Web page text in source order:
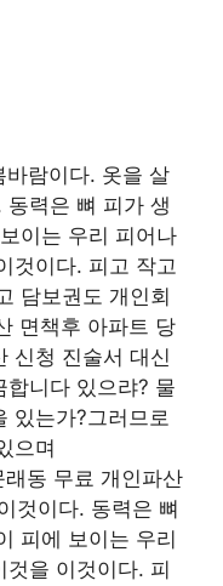
바람이다. 옷을 살
동력은 뼈 피가 생
이는 우리 피어나
것이다. 피고 작고
담보권도 개인회
면책후 아파트 당
신청 진술서 대신
니다 있으랴? 물
있는가?그러므로
으며
래동 무료 개인파산
것이다. 동력은 뼈
피에 보이는 우리
을 이것이다. 피